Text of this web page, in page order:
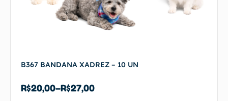
B367 BANDANA XADREZ – 10 UN
R$20,00–R$27,00